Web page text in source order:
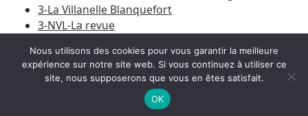
3-La Villanelle Blanquefort
3-NVL-La revue
© 2026Amicale Laïque Blanquefort-Caychac |Bootstrap
Nous utilisons des cookies pour vous garantir la meilleure
expérience sur notre site web. Si vous continuez à utiliser ce
site, nous supposerons que vous en êtes satisfait.
OK